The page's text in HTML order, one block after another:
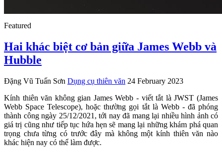
Featured
Hai khác biệt cơ bản giữa James Webb và
Hubble
Đặng Vũ Tuấn Sơn Dụng cụ thiên văn 24 February 2023
Kính thiên văn không gian James Webb - viết tắt là JWST (James
Webb Space Telescope), hoặc thường gọi tắt là Webb - đã phóng
thành công ngày 25/12/2021, tới nay đã mang lại nhiều hình ảnh có
giá trị cũng như tiếp tục hứa hẹn sẽ mang lại những khám phá quan
trọng chưa từng có trước đây mà không một kính thiên văn nào
khác hiện nay có thể làm được.